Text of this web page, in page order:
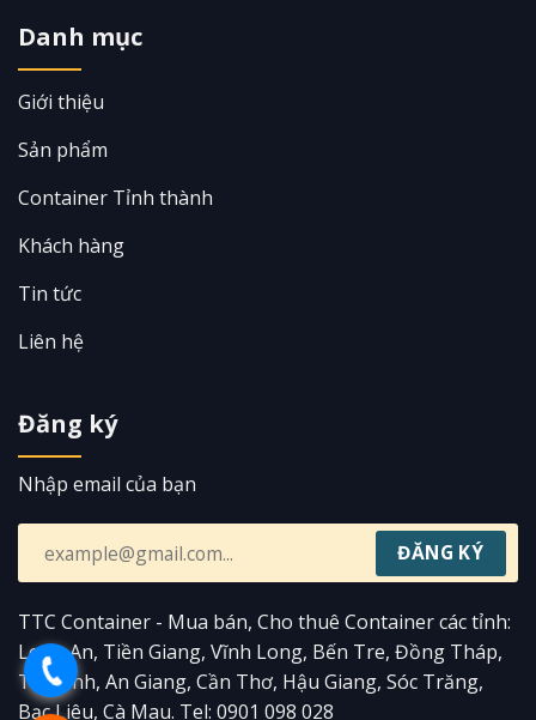
Danh mục
Giới thiệu
Sản phẩm
Container Tỉnh thành
Khách hàng
Tin tức
Liên hệ
Đăng ký
Nhập email của bạn
TTC Container - Mua bán, Cho thuê Container các tỉnh:
Long An, Tiền Giang, Vĩnh Long, Bến Tre, Đồng Tháp,
Trà Vinh, An Giang, Cần Thơ, Hậu Giang, Sóc Trăng,
Bạc Liêu, Cà Mau. Tel: 0901 098 028